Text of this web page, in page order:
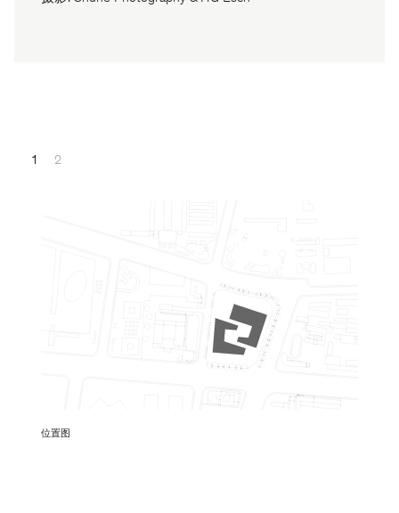
1 2
位置图